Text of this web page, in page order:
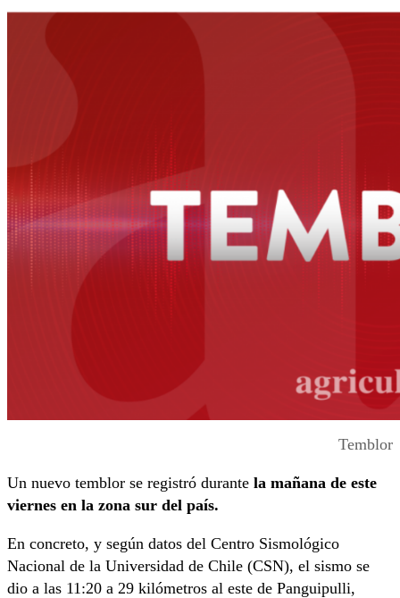
Temblor
Un nuevo temblor se registró durante la mañana de este
viernes en la zona sur del país.
En concreto, y según datos del Centro Sismológico
Nacional de la Universidad de Chile (CSN), el sismo se
dio a las 11:20 a 29 kilómetros al este de Panguipulli,